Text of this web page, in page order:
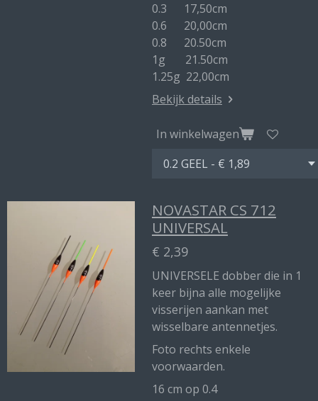
0.3 17,50cm
0.6 20,00cm
0.8 20.50cm
1g 21.50cm
1.25g 22,00cm
Bekijk details
In winkelwagen
NOVASTAR CS 712
UNIVERSAL
€ 2,39
UNIVERSELE dobber die in 1
keer bijna alle mogelijke
visserijen aankan met
wisselbare antennetjes.
Foto rechts enkele
voorwaarden.
16 cm op 0.4